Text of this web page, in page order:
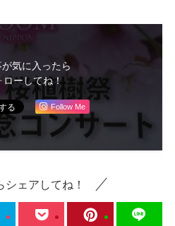
が気に入ったら
ーしてね！
Follow Me
シェアしてね！